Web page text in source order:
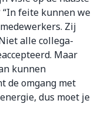
“In feite kunnen we
Zij
alle collega-
Maar
kunnen
de omgang met
dus moet je